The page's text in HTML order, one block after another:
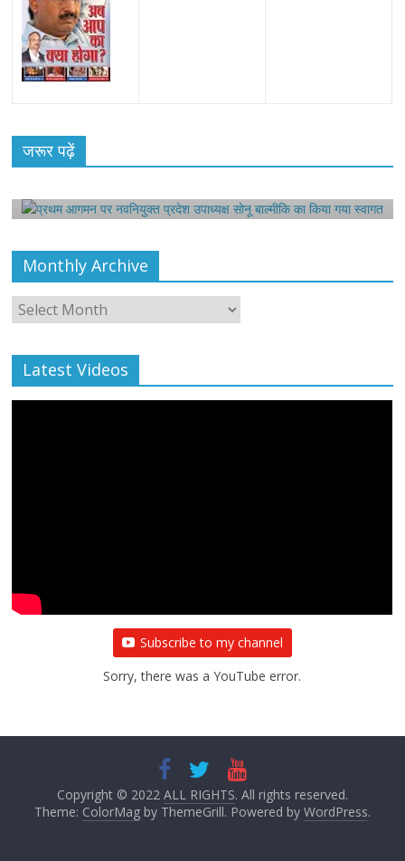
जरूर पढ़ें
प्रथम आगमन पर नवनियुक्त प्रदेश उपाध्यक्ष सोनू
बाल्मीकि का किया गया स्वागत
Monthly Archive
Monthly
Archive
Latest Videos
Subscribe to my channel
Sorry, there was a YouTube error.
Copyright © 2022 ALL RIGHTS. All rights reserved.
Theme: ColorMagby ThemeGrill. Powered by WordPress.